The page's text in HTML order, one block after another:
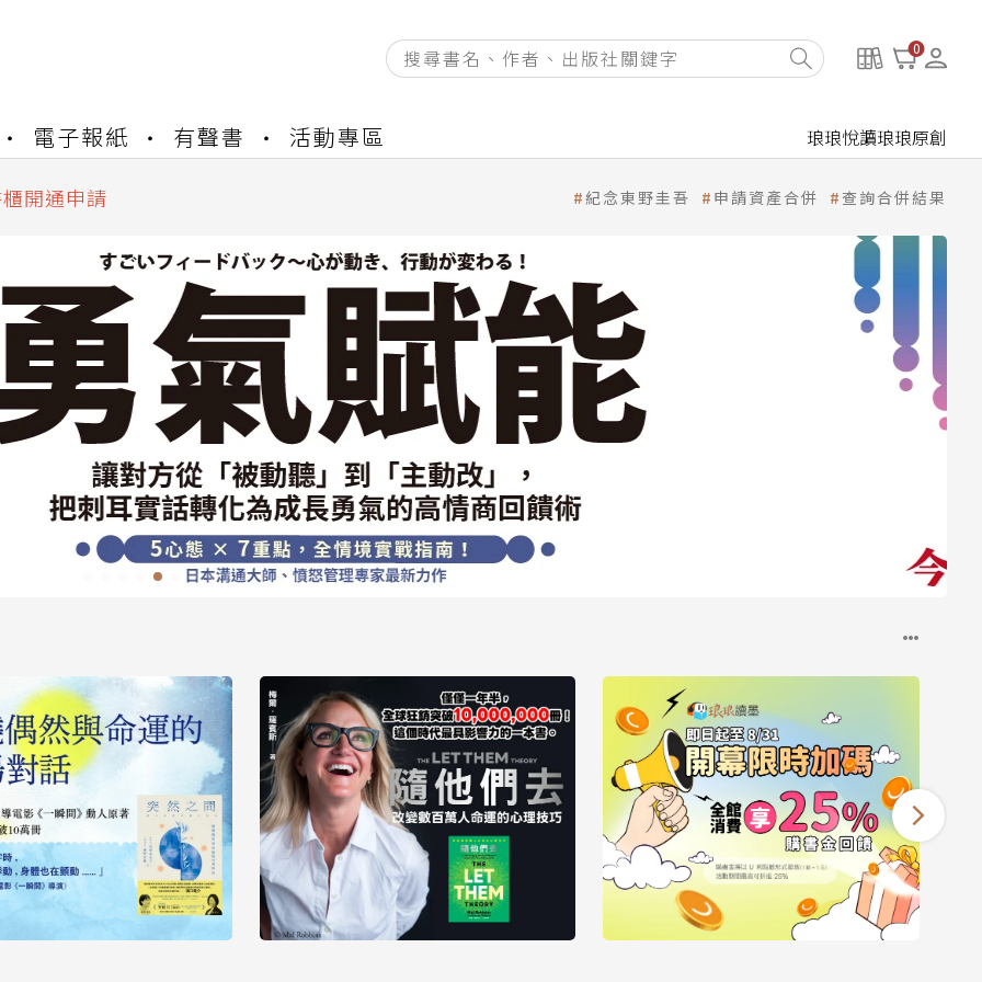
0
電子報紙 有聲書 活動專區 琅琅悅讀琅琅原創
合併結果查詢
開通申請
產合併申請圖文教學
合併結果查詢
站同步暫停部分閱讀服務
紀念東野圭吾 申請資產合併 查詢合併結果